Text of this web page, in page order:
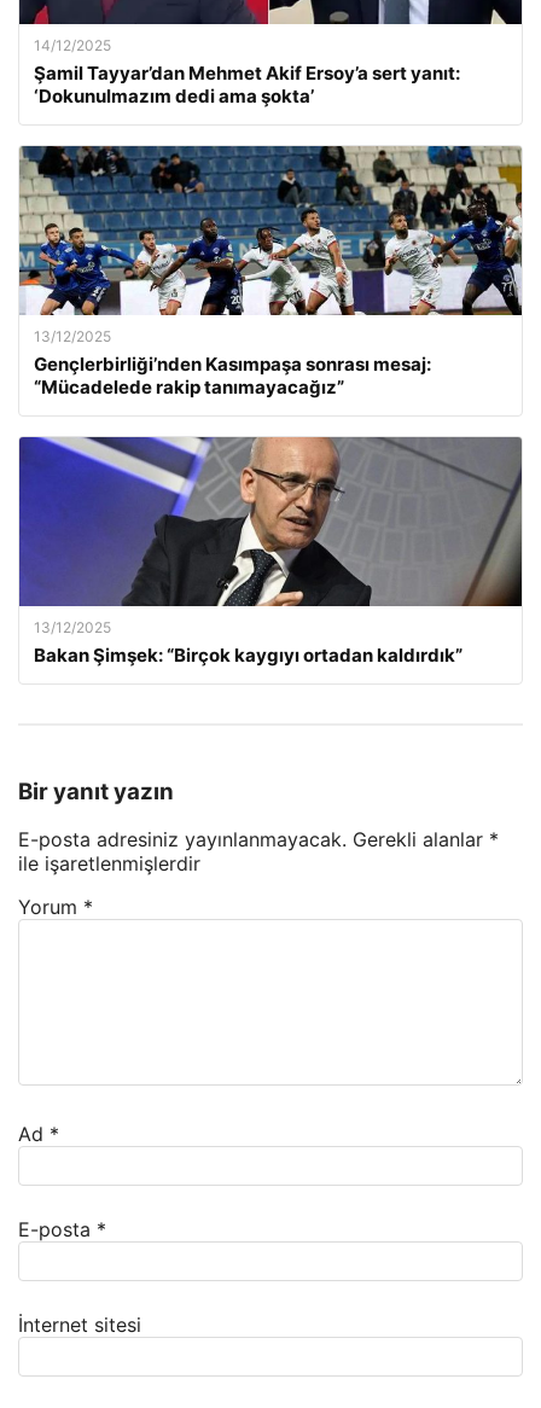
14/12/2025
Şamil Tayyar’dan Mehmet Akif Ersoy’a sert yanıt:
‘Dokunulmazım dedi ama şokta’
13/12/2025
Gençlerbirliği’nden Kasımpaşa sonrası mesaj:
“Mücadelede rakip tanımayacağız”
13/12/2025
Bakan Şimşek: “Birçok kaygıyı ortadan kaldırdık”
Bir yanıt yazın
E-posta adresiniz yayınlanmayacak. Gerekli alanlar *
ile işaretlenmişlerdir
Yorum *
Ad *
E-posta *
İnternet sitesi